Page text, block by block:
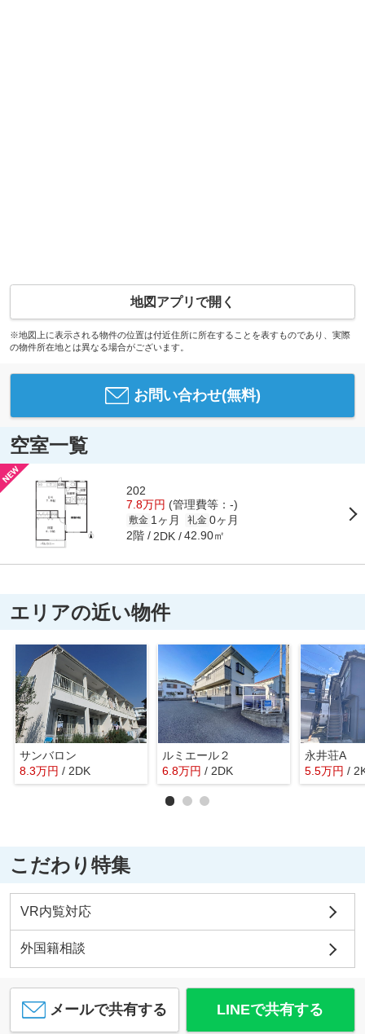
地図アプリで開く
※地図上に表示される物件の位置は付近住所に所在することを表すものであり、実際
の物件所在地とは異なる場合がございます。
お問い合わせ(無料)
空室一覧
202
7.8万円 (管理費等：-)
敷金 1ヶ月 礼金 0ヶ月
2階 2DK 42.90㎡
エリアの近い物件
サンバロン
8.3万円 / 2DK
ルミエール２
6.8万円 / 2DK
永井荘A
5.5万円 /
こだわり特集
VR内覧対応
外国籍相談
メールで共有する LINEで共有する